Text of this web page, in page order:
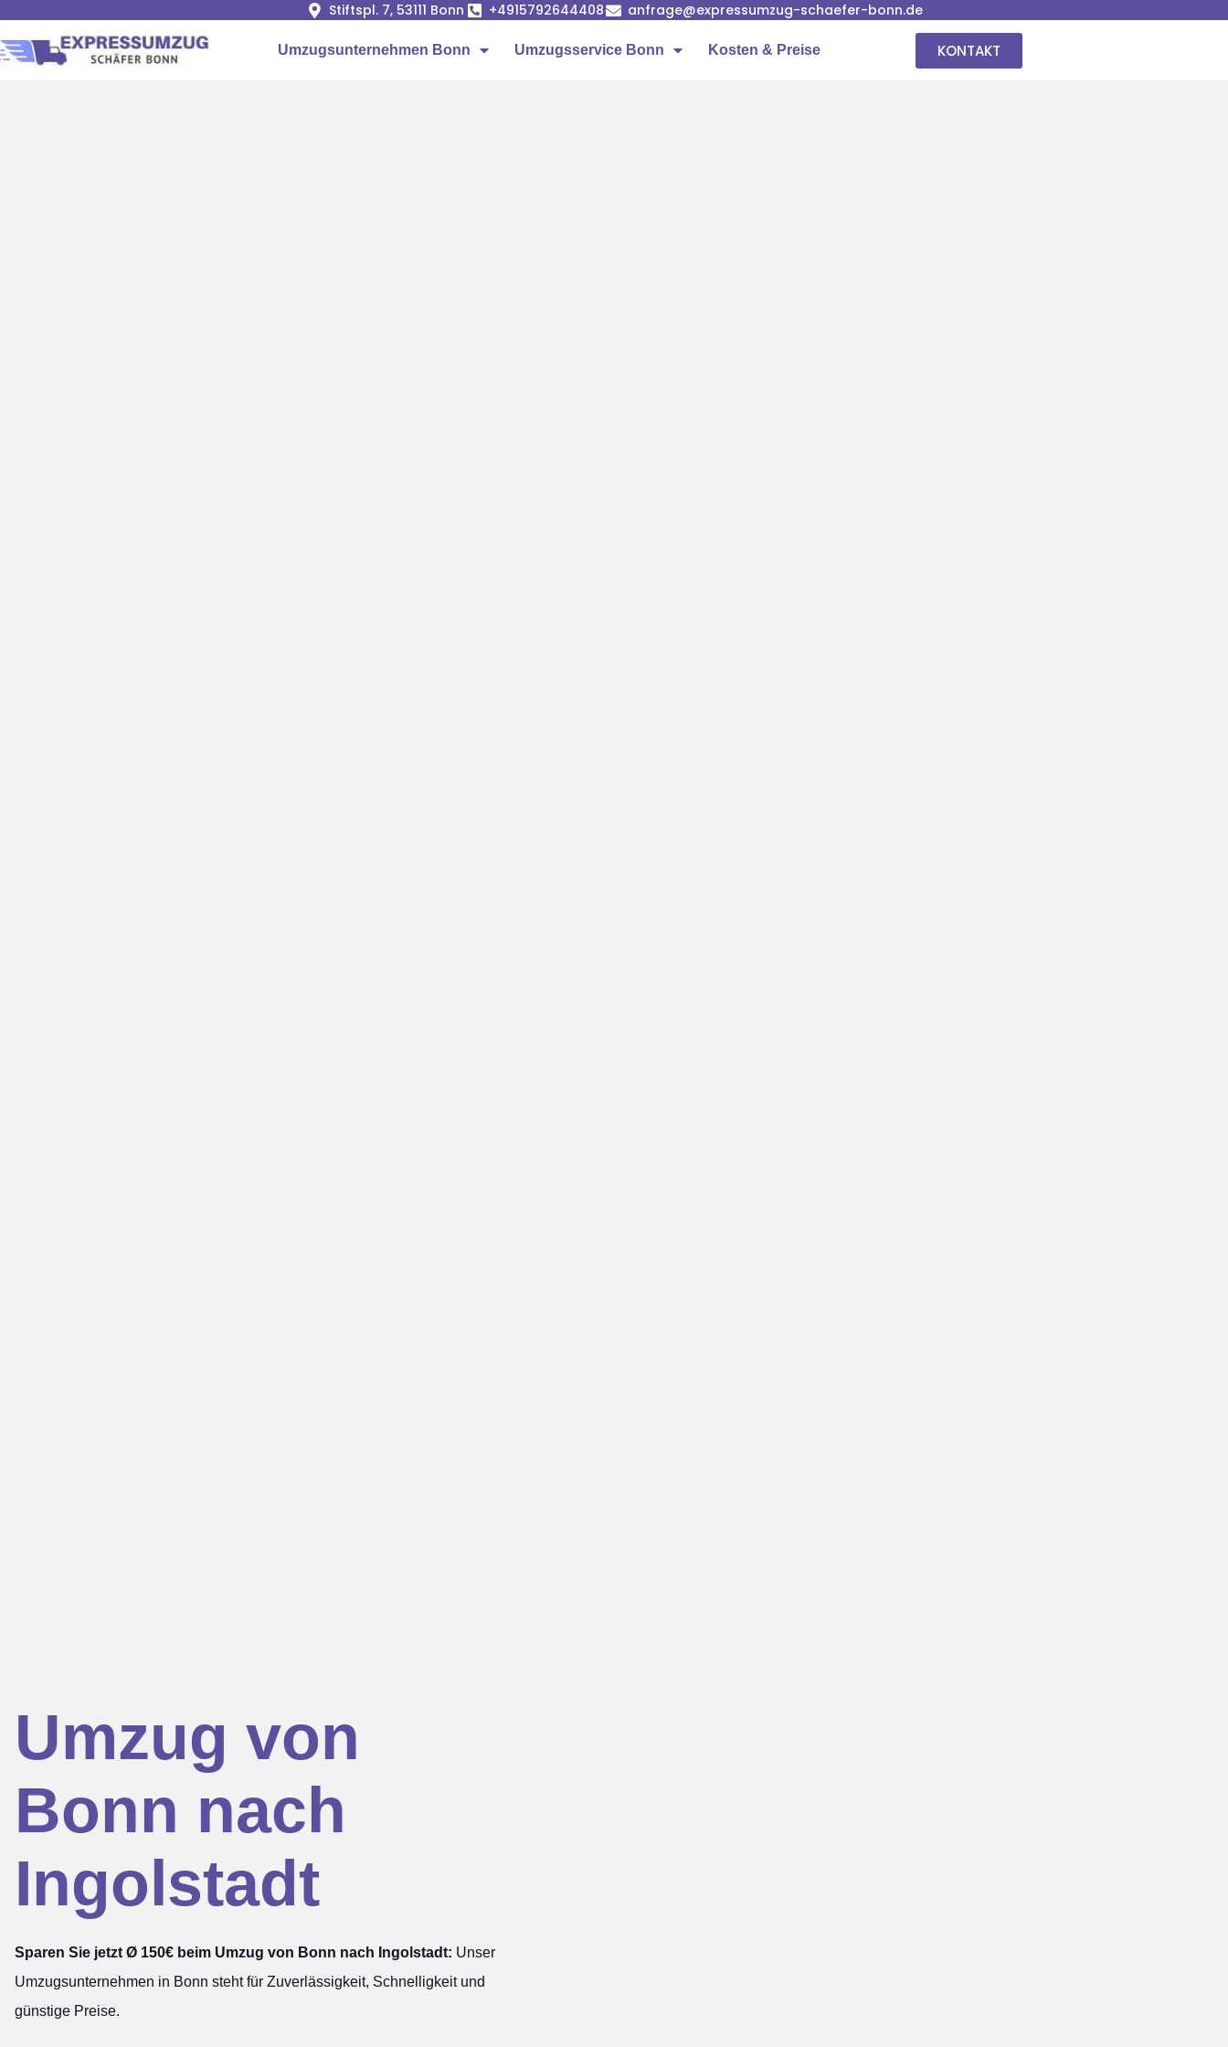
Stiftspl. 7, 53111 Bonn +4915792644408 anfrage@expressumzug-schaefer-bonn.de
Umzugsunternehmen Bonn Umzugsservice Bonn Kosten & Preise KONTAKT
Umzug von
Bonn nach
Ingolstadt
Sparen Sie jetzt Ø 150€ beim Umzug von Bonn nach Ingolstadt: Unser
Umzugsunternehmen in Bonn steht für Zuverlässigkeit, Schnelligkeit und
günstige Preise.